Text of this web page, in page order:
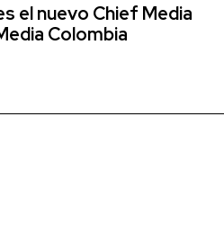
el nuevo Chief Media
Colombia